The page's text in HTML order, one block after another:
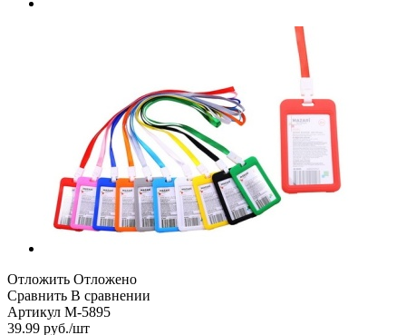
Отложить Отложено
Сравнить В сравнении
Артикул M-5895
39.99 руб./шт